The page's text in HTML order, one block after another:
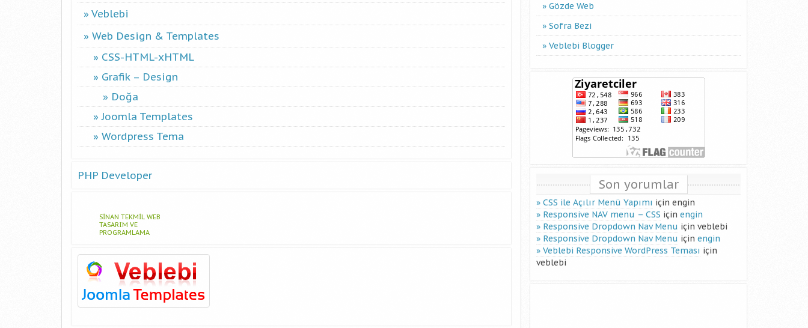
Veblebi
Web Design & Templates
CSS-HTML-xHTML
Grafik – Design
Doğa
Joomla Templates
Wordpress Tema
PHP Developer
SINAN TEKMIL WEB
TASARIM VE
PROGRAMLAMA
Gözde Web
Sofra Bezi
Veblebi Blogger
Son yorumlar
CSS ile Açılır Menü Yapımı için engin
Responsive NAV menu – CSS için engin
Responsive Dropdown Nav Menu için veblebi
Responsive Dropdown Nav Menu için engin
Veblebi Responsive WordPress Teması için
veblebi